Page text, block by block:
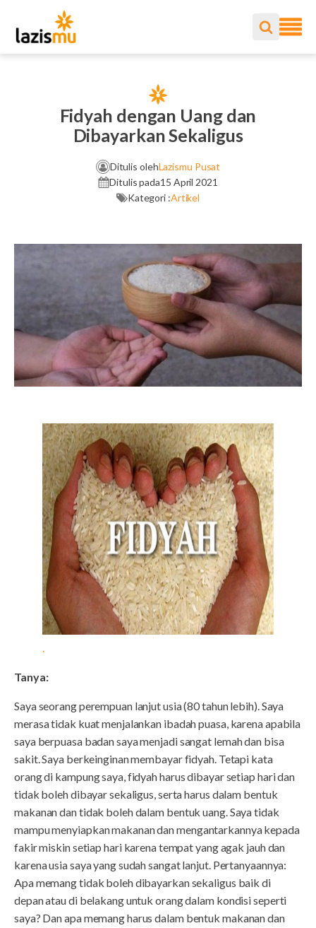
Fidyah dengan Uang dan
Dibayarkan Sekaligus
Ditulis olehLazismu Pusat
Ditulis pada15 April 2021
Kategori :Artikel
.
Tanya:
Saya seorang perempuan lanjut usia (80 tahun lebih). Saya
merasa tidak kuat menjalankan ibadah puasa, karena apabila
saya berpuasa badan saya menjadi sangat lemah dan bisa
sakit. Saya berkeinginan membayar fidyah. Tetapi kata
orang di kampung saya, fidyah harus dibayar setiap hari dan
tidak boleh dibayar sekaligus, serta harus dalam bentuk
makanan dan tidak boleh dalam bentuk uang. Saya tidak
mampu menyiapkan makanan dan mengantarkannya kepada
fakir miskin setiap hari karena tempat yang agak jauh dan
karena usia saya yang sudah sangat lanjut. Pertanyaannya:
Apa memang tidak boleh dibayarkan sekaligus baik di
depan atau di belakang untuk orang dalam kondisi seperti
saya? Dan apa memang harus dalam bentuk makanan dan